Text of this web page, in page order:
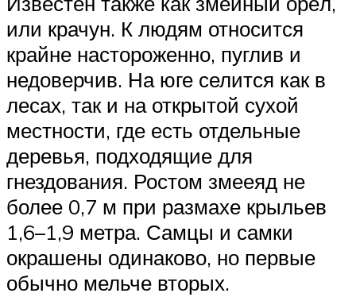
или крачун. К людям относится
крайне настороженно, пуглив и
недоверчив. На юге селится как в
лесах, так и на открытой сухой
местности, где есть отдельные
деревья, подходящие для
гнездования. Ростом змееяд не
более 0,7 м при размахе крыльев
1,6–1,9 метра. Самцы и самки
окрашены одинаково, но первые
обычно мельче вторых.